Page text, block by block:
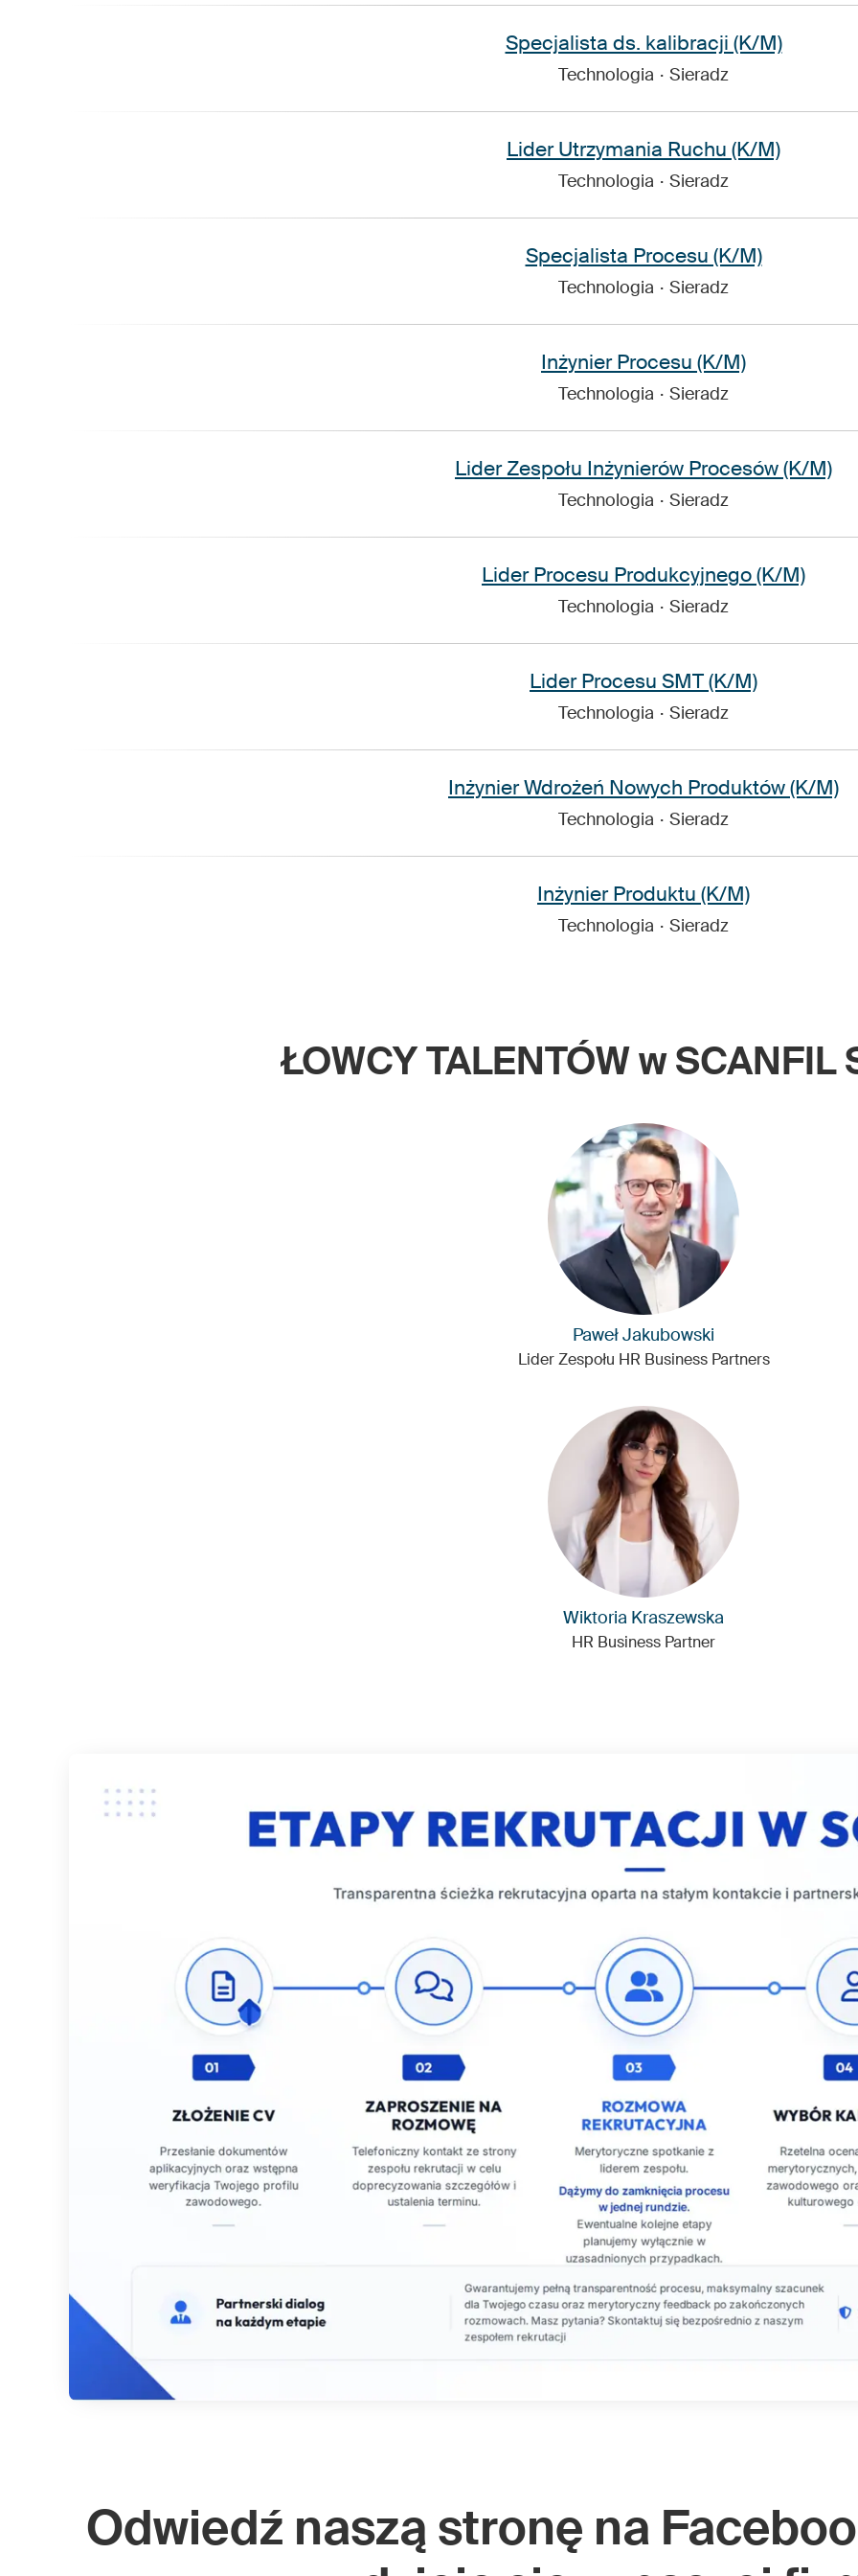
Specjalista ds. kalibracji (K/M)
Technologia · Sieradz
Lider Utrzymania Ruchu (K/M)
Technologia · Sieradz
Specjalista Procesu (K/M)
Technologia · Sieradz
Inżynier Procesu (K/M)
Technologia · Sieradz
Lider Zespołu Inżynierów Procesów (K/M)
Technologia · Sieradz
Lider Procesu Produkcyjnego (K/M)
Technologia · Sieradz
Lider Procesu SMT (K/M)
Technologia · Sieradz
Inżynier Wdrożeń Nowych Produktów (K/M)
Technologia · Sieradz
Inżynier Produktu (K/M)
Technologia · Sieradz
ŁOWCY TALENTÓW w SCANFIL
Paweł Jakubowski
Lider Zespołu HR Business Partners
Wiktoria Kraszewska
HR Business Partner
Odwiedź naszą stronę na